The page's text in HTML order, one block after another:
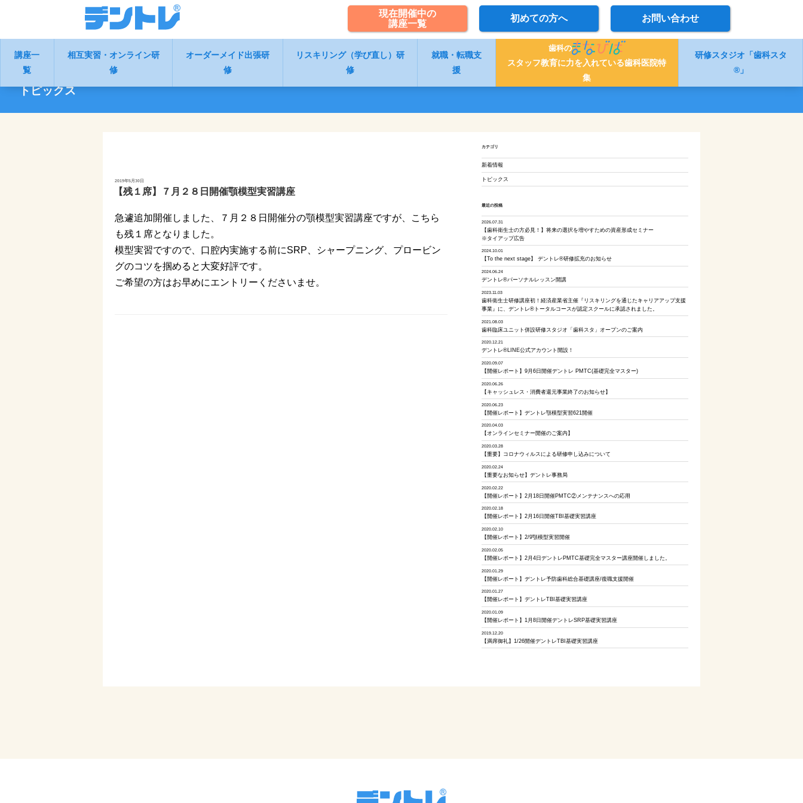
現在開催中の
講座一覧
初めての方へ お問い合わせ
講座一
覧
相互実習・オンライン研
修
オーダーメイド出張研
修
リスキリング（学び直し）研
修
就職・転職支
援
歯科の
スタッフ教育に力を入れている歯科医院特
集
研修スタジオ「歯科スタ
®」
トピックス
投
2019年5月30日
【残１席】７月２８日開催顎模型実習講座
急遽追加開催しました、７月２８日開催分の顎模型実習講座ですが、こちら
も残１席となりました。
模型実習ですので、口腔内実施する前にSRP、シャープニング、プロービン
グのコツを掴めると大変好評です。
ご希望の方はお早めにエントリーくださいませ。
カテゴリ
新着情報
トピックス
最近の投稿
2026.07.31
【歯科衛生士の方必見！】将来の選択を増やすための資産形成セミナー
※タイアップ広告
2024.10.01
【To the next stage】 デントレ®︎研修拡充のお知らせ
2024.06.24
デントレ®︎パーソナルレッスン開講
2023.11.03
歯科衛生士研修講座初！経済産業省主催『リスキリングを通じたキャリアアップ支援
事業』に、デントレ®︎トータルコースが認定スクールに承認されました。
2021.08.03
歯科臨床ユニット併設研修スタジオ「歯科スタ」オープンのご案内
2020.12.21
デントレ®︎LINE公式アカウント開設！
2020.09.07
【開催レポート】9月6日開催デントレ PMTC(基礎完全マスター)
2020.06.26
【キャッシュレス・消費者還元事業終了のお知らせ】
2020.06.23
【開催レポート】デントレ顎模型実習621開催
2020.04.03
【オンラインセミナー開催のご案内】
2020.03.28
【重要】コロナウィルスによる研修申し込みについて
2020.02.24
【重要なお知らせ】デントレ事務局
2020.02.22
【開催レポート】2月18日開催PMTC②メンテナンスへの応用
2020.02.18
【開催レポート】2月16日開催TBI基礎実習講座
2020.02.10
【開催レポート】2/9顎模型実習開催
2020.02.05
【開催レポート】2月4日デントレPMTC基礎完全マスター講座開催しました。
2020.01.29
【開催レポート】デントレ予防歯科総合基礎講座/復職支援開催
2020.01.27
【開催レポート】デントレTBI基礎実習講座
2020.01.09
【開催レポート】1月8日開催デントレSRP基礎実習講座
2019.12.20
【満席御礼】1/26開催デントレTBI基礎実習講座